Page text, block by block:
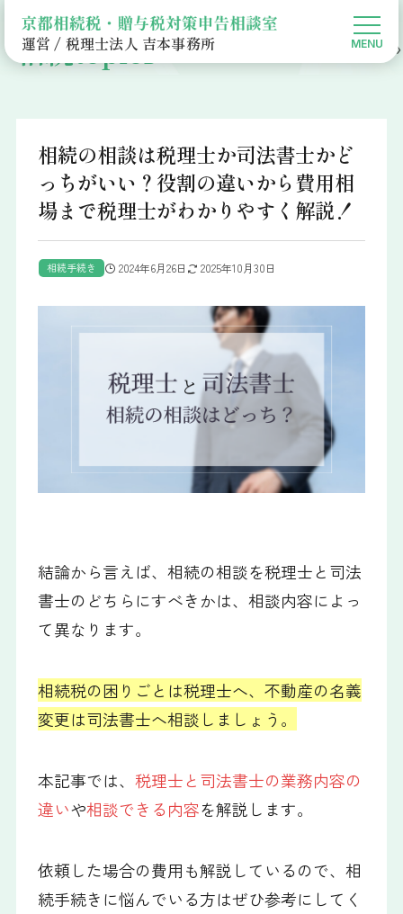
運営 / 税理士法人 吉本事務所
相続topics
京都相続税・贈与税対策申告相談室HOME 相続手続き
相続の相談は税理士か司法書士かど
っちがいい？役割の違いから費用相
場まで税理士がわかりやすく解説！
相続手続き 2024年6月26日 2025年10月30日
結論から言えば、相続の相談を税理士と司法
書士のどちらにすべきかは、相談内容によっ
て異なります。
相続税の困りごとは税理士へ、不動産の名義
変更は司法書士へ相談しましょう。
本記事では、税理士と司法書士の業務内容の
違いや相談できる内容を解説します。
依頼した場合の費用も解説しているので、相
続手続きに悩んでいる方はぜひ参考にしてく